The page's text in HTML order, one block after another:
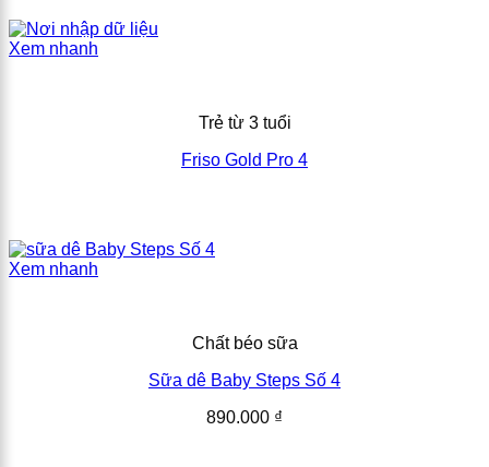
Xem nhanh
Trẻ từ 3 tuổi
Friso Gold Pro 4
Xem nhanh
Chất béo sữa
Sữa dê Baby Steps Số 4
890.000 ₫